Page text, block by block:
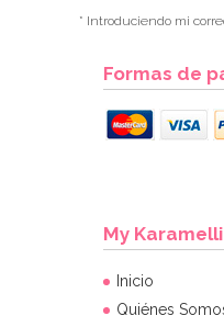
* Introduciendo mi
Formas de
My Karamelli
Inicio
Quiénes